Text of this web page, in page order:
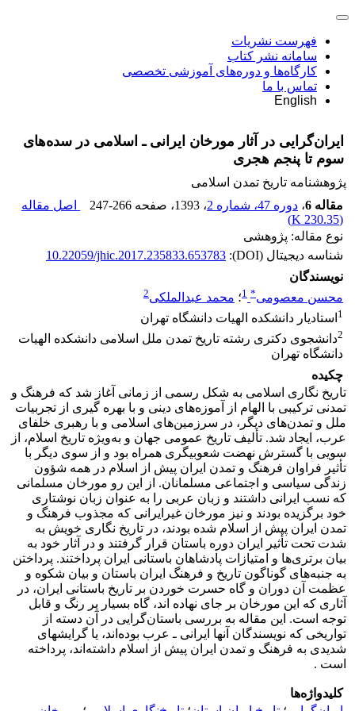
فهرست نشریات
سامانه نشر کتاب
کارگاه‌ها و دوره‌های آموزشی تخصصی
تماس با ما
English
ایران‌گرایی در آثار مورخان ایرانی ـ اسلامی در سده‌های
سوم تا پنجم هجری
پژوهشنامه تاریخ تمدن اسلامی
مقاله 6
، دوره 47، شماره 2 ، 1393 ، صفحه 247-266
اصل مقاله
(
230.35 K
)
نوع مقاله: پژوهشی
شناسه دیجیتال (DOI):
10.22059/jhic.2017.235833.653783
نویسندگان
محسن معصومی*
1؛ محمد عبدالملکی2
1 استادیار دانشکده الهیات دانشگاه تهران
2دانشجوی دکتری رشته تاریخ تمدن ملل اسلامی دانشکده الهیات
دانشگاه تهران
چکیده
تاریخ نگاری اسلامی به شکل رسمی از زمانی آغاز شد که فرهنگ و
تمدنی ترکیبی با الهام از آموزه‌های دینی و با بهره گیری از تجربیات
ملل و تمدن‌های دیگر، در سرزمین‌های اسلامی و با رهبری خلفای
عرب، ایجاد شد. تألیف تاریخ عمومی جهان و به‌ویژه تاریخ اسلام، از
سویی با گسترش نهضت شعوبیگری همراه بود و از سوی دیگر با
تأثیر فراوان فرهنگ و تمدن ایران پیش از اسلام در همه شؤون
زندگی سیاسی و اجتماعی مسلمانان. از این رو مورخان مسلمانی
که نسب ایرانی داشتند و زبان عربی را به عنوان زبان نوشتاری
خود برگزیده بودند و نیز مورخان غیرایرانی که مجذوب فرهنگ و
تمدن ایران پیش از اسلام شده بودند، در تاریخ نگاری خویش به
شدت تحت تأثیر ایران دوره باستان قرار گرفتند و در آثار خود به
بیان برتری‌ها و امتیازات پادشاهان باستانی ایران پرداختند. پرداختن
به جنبه‌های گوناگون تاریخ و فرهنگ ایران باستان و بیان شکوه و
عظمت آن دوران و گاه حسرت خوردن بر تاریخ باستانی ایران، در
آثاری که این مورخان بر جای نهاده اند، گاه بسیار پر رنگ و قابل
توجه است. این مقاله به بررسی باستان‌گرایی در آن دسته از
تواریخی که نویسندگان آنها ایرانی ـ عرب بوده‌اند، یا گرایشهای
شدیدی به فرهنگ و تمدن ایران پیش از اسلام داشته‌اند، پرداخته
است .
کلیدواژه‌ها